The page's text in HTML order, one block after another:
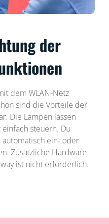
der
dem WLAN-Netz
sind die Vorteile der
Die Lampen lassen
steuern. Du
automatisch ein- oder
Zusätzliche Hardware
ist nicht erforderlich.